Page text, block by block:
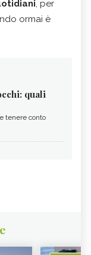
, per
ormai è
quali
tenere conto